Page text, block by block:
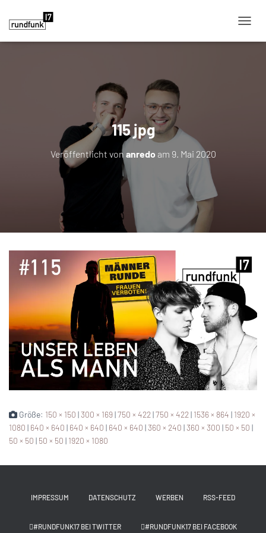
115 jpg
Veröffentlicht von anredoam 9. Mai 2020
Größe: 150 × 150 |300 × 169|750 × 422|750 × 422| 1536 × 864 | 1920 ×
1080 | 640 × 640 | 640 × 640 | 640 × 640 |360 × 240 |360 × 300 | 50 × 50 |
50 × 50 | 50 × 50 | 1920 × 1080
IMPRESSUM DATENSCHUTZ WERBEN RSS-FEED
#RUNDFUNK17 BEI TWITTER #RUNDFUNK17 BEI FACEBOOK